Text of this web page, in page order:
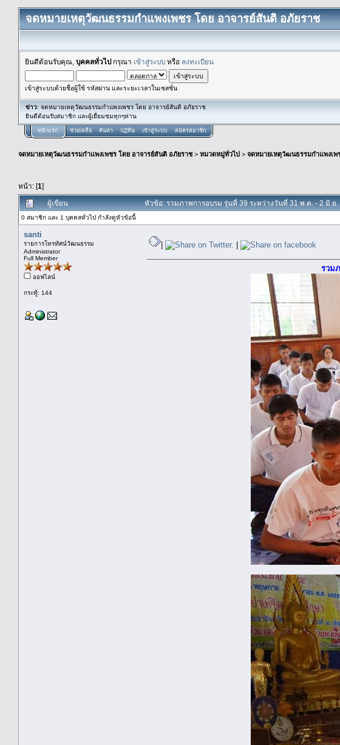
จดหมายเหตุวัฒนธรรมกำแพงเพชร โดย อาจารย์สันติ อภัยราช
ยินดีต้อนรับคุณ, บุคคลทั่วไปกรุณา เข้าสู่ระบบ หรือ ลงทะเบียน
เข้าสู่ระบบด้วยชื่อผู้ใช้ รหัสผ่าน และระยะเวลาในเซสชั่น
ข่าว: จดหมายเหตุวัฒนธรรมกำแพงเพชร โดย อาจารย์สันติ อภัยราช
ยินดีต้อนรับสมาชิก และผู้เยื่ยมชมทุกๆท่าน
หน้าแรก ช่วยเหลือ ค้นหา ปฏิทิน เข้าสู่ระบบ สมัครสมาชิก
จดหมายเหตุวัฒนธรรมกำแพงเพชร โดย อาจารย์สันติ อภัยราช> หมวดหมู่ทั่วไป > จดหมายเหตุวัฒนธรรมกำแพงเพ
หน้า: [1]
ผู้เขียน หัวข้อ: รวมภาพการอบรม รุ่นที่ 39 ระหว่างวันที่ 31 พ.ค. - 2 มิ.ย
0 สมาชิก และ 1 บุคคลทั่วไป กำลังดูหัวข้อนี้
santi
รายการโทรทัศน์วัฒนธรรม
Administrator
Full Member
ออฟไลน์
กระทู้: 144
| |
รวม